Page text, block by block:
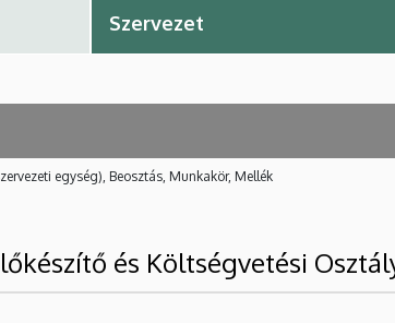
egység), Beosztás, Munkakör, Mellék
és Költségvetési